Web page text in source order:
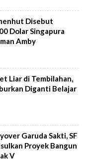
Disebut
Dolar Singapura
Amby
Liar di Tembilahan,
Diganti Belajar
Garuda Sakti, SF
Proyek Bangun
V